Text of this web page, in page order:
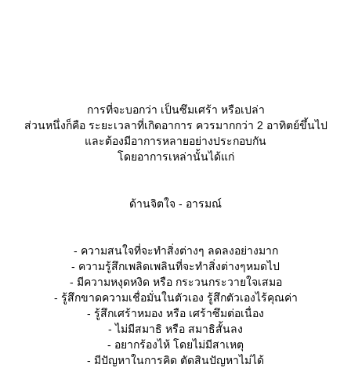
ความสำคัญ : กาบา จะมีฤทธิ์ในการต้าน โดปามีน ช่วยทำให้ควบคุ
ละความนึกคิดได้
ถ้าหากขาดสารตัวนี้ จะเกิดความวิตกกังวลรุนแรง สูญเสียความคิด
วิธีดูแล : ขอข้ามไปก่อน แมวยังหาข้อมูลสารตัวนี้ได้น้อยมาก แต่ห
ตัวที่ 4 : สารสื่อประสาท นอร์อิพิเนฟรีน (norepinephrin)
หน้าที่ของสาร : มีหน้าที่ยับยั้ง และ กระตุ้น เนื้อเยื่อต่างๆ รวมทั้งเกี่
ละ อารมณ์ต่างๆ
การที่จะบอกว่า เป็นซึมเศร้า หรือเปล่า
ส่วนหนึ่งก็คือ ระยะเวลาที่เกิดอาการ ควรมากกว่า 2 อาทิตย์ขึ้นไป
ละต้องมีอาการหลายอย่างประกอบกัน
ดยอาการเหล่านั้นได้แก่
ด้านจิตใจ - อารมณ์
- ความสนใจที่จะทำสิ่งต่างๆ ลดลงอย่างมาก
- ความรู้สึกเพลิดเพลินที่จะทำสิ่งต่างๆหมดไป
- มีความหงุดหงิด หรือ กระวนกระวายใจเสมอ
- รู้สึกขาดความเชื่อมั่นในตัวเอง รู้สึกตัวเองไร้คุณค่า
- รู้สึกเศร้าหมอง หรือ เศร้าซึมต่อเนื่อง
- ไม่มีสมาธิ หรือ สมาธิสั้นลง
- อยากร้องไห้ โดยไม่มีสาเหตุ
- มีปัญหาในการคิด ตัดสินปัญหาไม่ได้